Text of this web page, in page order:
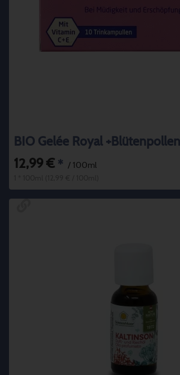
12,99 € * / 100ml